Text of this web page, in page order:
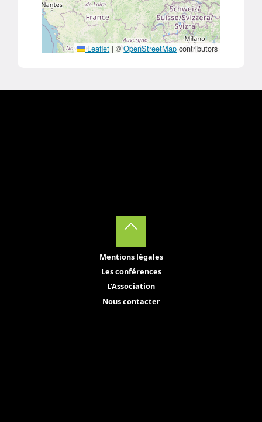
Leaflet | ©OpenStreetMap contributors
Mentions légales
Les conférences
L’Association
Nous contacter
Back
to
Top